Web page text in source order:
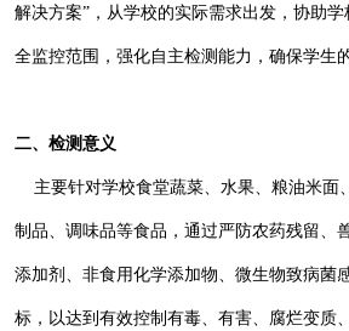
解决方案”，从学校的实际需求出发，协助
全监控范围，强化自主检测能力，确保学生
二、检测意义
主要针对学校食堂蔬菜、水果、粮油米面
制品、调味品等食品，通过严防农药残留、
添加剂、非食用化学添加物、微生物致病菌
标，以达到有效控制有毒、有害、腐烂变质